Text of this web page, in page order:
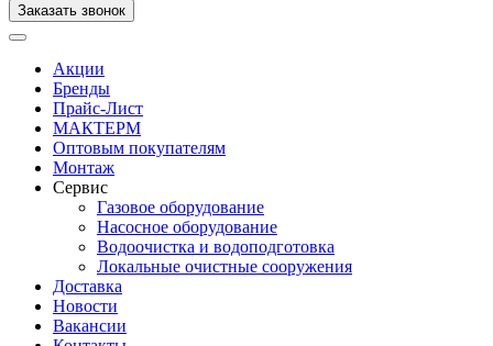
Заказать звонок
Акции
Бренды
Прайс-Лист
МАКТЕРМ
Оптовым покупателям
Монтаж
Сервис
Газовое оборудование
Насосное оборудование
Водоочистка и водоподготовка
Локальные очистные сооружения
Доставка
Новости
Вакансии